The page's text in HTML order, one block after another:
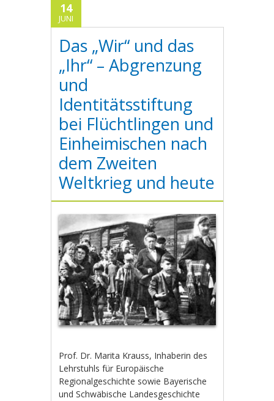
14
JUNI
Das „Wir“ und das
„Ihr“ – Abgrenzung
und
Identitätsstiftung
bei Flüchtlingen und
Einheimischen nach
dem Zweiten
Weltkrieg und heute
Prof. Dr. Marita Krauss, Inhaberin des
Lehrstuhls für Europäische
Regionalgeschichte sowie Bayerische
und Schwäbische Landesgeschichte